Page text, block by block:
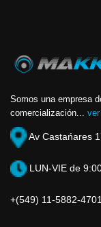
Somos una empresa
comercialización...
Av Castańares
LUN-VIE de
+(549) 11-5882-4701